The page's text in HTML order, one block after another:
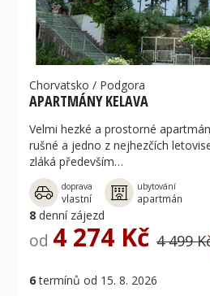
Chorvatsko / Podgora
APARTMÁNY KELAVA
Velmi hezké a prostorné
rušné a jedno z nejhezčích
zláká především…
doprava
vlastní
ubytování
apartmán
8 denní zájezd
od 4 274 Kč 4 499
6termínů od 15. 8. 2026